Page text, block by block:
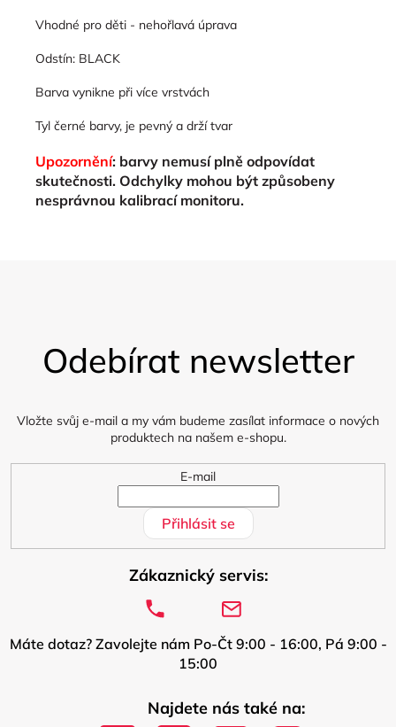
Vhodné pro děti - nehořlavá úprava
Odstín: BLACK
Barva vynikne při více vrstvách
Tyl černé barvy, je pevný a drží tvar
Upozornění: barvy nemusí plně odpovídat
skutečnosti. Odchylky mohou být způsobeny
nesprávnou kalibrací monitoru.
Odebírat newsletter
Vložte svůj e-mail a my vám budeme zasílat informace o nových
produktech na našem e-shopu.
E-mail
Přihlásit se
Zákaznický servis:
Máte dotaz? Zavolejte nám Po-Čt 9:00 - 16:00, Pá 9:00 -
15:00
Najdete nás také na: